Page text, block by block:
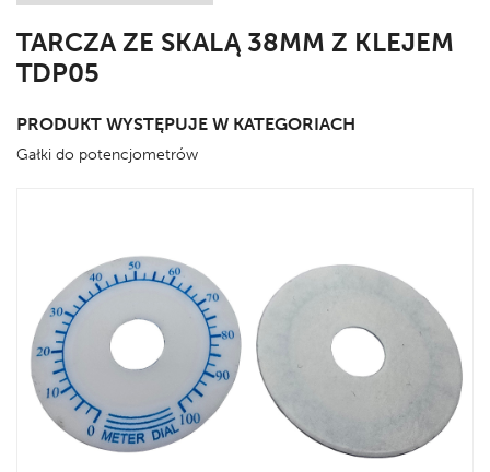
TARCZA ZE SKALĄ 38MM Z KLEJEM
TDP05
PRODUKT WYSTĘPUJE W KATEGORIACH
Gałki do potencjometrów